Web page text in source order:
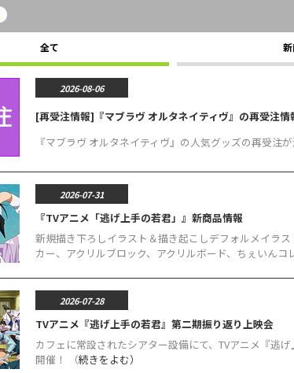
全て
2026-08-06
[再受注情報]『マブラヴ オルタネイティヴ』の再受注情
『マブラヴ オルタネイティヴ』の人気グッズの再受注
2026-07-31
『TVアニメ「逃げ上手の若君」』新商品情報
新規描き下ろしイラスト＆描き起こしデフォルメイラ
カー、アクリルブロック、アクリルボード、ちぇいんコ
2026-07-28
TVアニメ『逃げ上手の若君』第二期振り返り上映会
カフェに常設されたシアター設備にて、TVアニメ『逃
開催！ （続きをよむ）